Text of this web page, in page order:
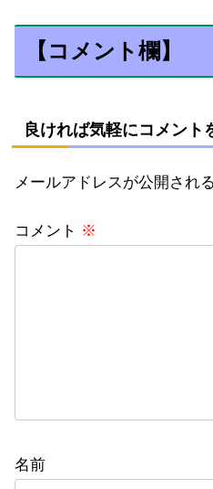
【コメント欄】
良ければ気軽にコメント
メールアドレスが公開され
コメント ※
名前